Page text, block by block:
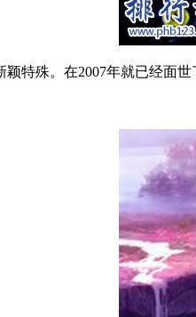
殊。在2007年就已经面世